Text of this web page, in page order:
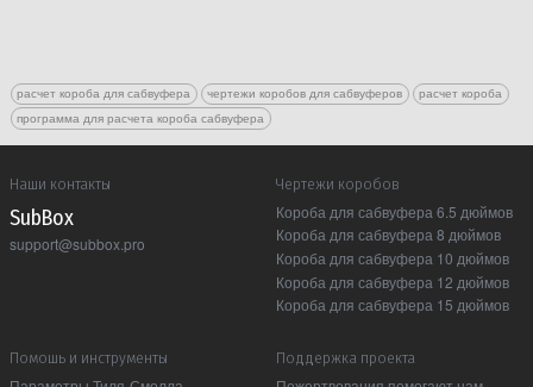
расчет короба для сабвуфера чертежи коробов для сабвуферов
расчет короба
программа для расчета короба сабвуфера
Наши контакты
Sub Box
support@subbox.pro
Чертежи коробов
Короба для сабвуфера 6.5 дюймов
Короба для сабвуфера 8 дюймов
Короба для сабвуфера 10 дюймов
Короба для сабвуфера 12 дюймов
Короба для сабвуфера 15 дюймов
Помошь и инструменты
Поддержка проекта